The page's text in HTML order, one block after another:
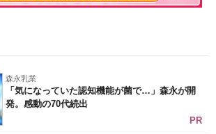
森永乳業
「気になっていた認知機能が菌で…」森永が開
発。感動の70代続出
PR